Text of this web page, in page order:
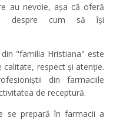
au nevoie, așa că oferă
despre cum să își
"familia Hristiana" este
calitate, respect și atenție.
din farmaciile
de receptură.
se prepară în farmacii a